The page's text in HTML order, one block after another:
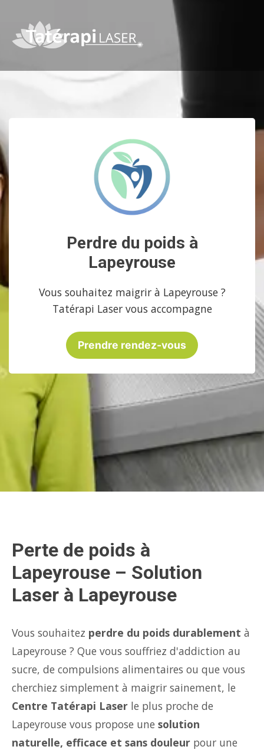
Perdre du poids à
Lapeyrouse
Vous souhaitez maigrir à Lapeyrouse ?
Tatérapi Laser vous accompagne
Prendre rendez-vous
Perte de poids à
Lapeyrouse – Solution
Laser à Lapeyrouse
Vous souhaitez perdre du poids durablement à
Lapeyrouse ? Que vous souffriez d'addiction au
sucre, de compulsions alimentaires ou que vous
cherchiez simplement à maigrir sainement, le
Centre Tatérapi Laser le plus proche de
Lapeyrouse vous propose une solution
naturelle, efficace et sans douleur pour une